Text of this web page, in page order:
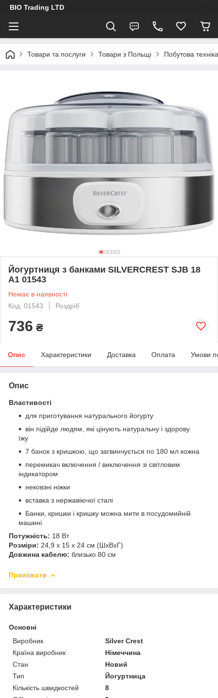
BIO Trading LTD
Товари та послуги Товари з Польщі Побутова техніка
Йогуртниця з банками SILVERCREST SJB 18
A1 01543
Немає в наявності
Код: 01543
Роздріб
736 ₴
Опис Характеристики Доставка Оплата Умови
Опис
Властивості
для приготування натурального йогурту
він підійде людям, які цінують натуральну і здорову
їжу
7 банок з кришкою, що загвинчується по 180 мл кожна
перемикач включення / виключення зі світловим
індикатором
нековзні ніжки
вставка з нержавіючої сталі
Банки, кришки і кришку можна мити в посудомийній
машині
Потужність: 18 Вт
Розміри: 24,9 x 15 x 24 см (ШхВхГ)
Довжина кабелю: близько 80 см
Приховати
Характеристики
Основні
Виробник
Silver Crest
Країна виробник
Німеччина
Стан
Новий
Тип
Йогуртница
Кількість швидкостей
8